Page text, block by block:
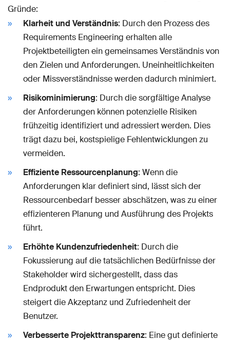
Gründe:
Klarheit und Verständnis: Durch den Prozess des
Requirements Engineering erhalten alle
Projektbeteiligten ein gemeinsames Verständnis von
den Zielen und Anforderungen. Uneinheitlichkeiten
oder Missverständnisse werden dadurch minimiert.
Risikominimierung: Durch die sorgfältige Analyse
der Anforderungen können potenzielle Risiken
frühzeitig identifiziert und adressiert werden. Dies
trägt dazu bei, kostspielige Fehlentwicklungen zu
vermeiden.
Effiziente Ressourcenplanung: Wenn die
Anforderungen klar definiert sind, lässt sich der
Ressourcenbedarf besser abschätzen, was zu einer
effizienteren Planung und Ausführung des Projekts
führt.
Erhöhte Kundenzufriedenheit: Durch die
Fokussierung auf die tatsächlichen Bedürfnisse der
Stakeholder wird sichergestellt, dass das
Endprodukt den Erwartungen entspricht. Dies
steigert die Akzeptanz und Zufriedenheit der
Benutzer.
Verbesserte Projekttransparenz: Eine gut definierte